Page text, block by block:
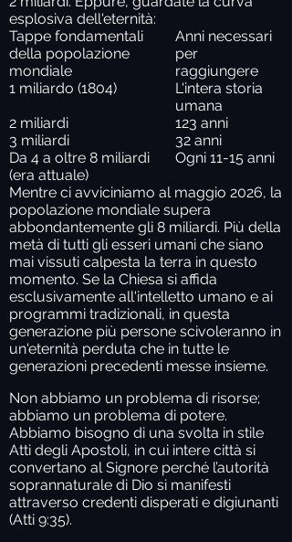
esplosiva dell'eternità:
Tappe fondamentali
della popolazione
mondiale
Anni necessari
per
raggiungere
1 miliardo (1804)
L'intera storia
umana
2 miliardi
123 anni
3 miliardi
32 anni
Da 4 a oltre 8 miliardi
(era attuale)
Ogni 11-15 anni
Mentre ci avviciniamo al maggio 2026, la
popolazione mondiale supera
abbondantemente gli 8 miliardi. Più della
metà di tutti gli esseri umani che siano
mai vissuti calpesta la terra in questo
momento. Se la Chiesa si affida
esclusivamente all'intelletto umano e ai
programmi tradizionali, in questa
generazione più persone scivoleranno in
un'eternità perduta che in tutte le
generazioni precedenti messe insieme.
Non abbiamo un problema di risorse;
abbiamo un problema di potere.
Abbiamo bisogno di una svolta in stile
Atti degli Apostoli, in cui intere città si
convertano al Signore perché l’autorità
soprannaturale di Dio si manifesti
attraverso credenti disperati e digiunanti
(Atti 9:35).